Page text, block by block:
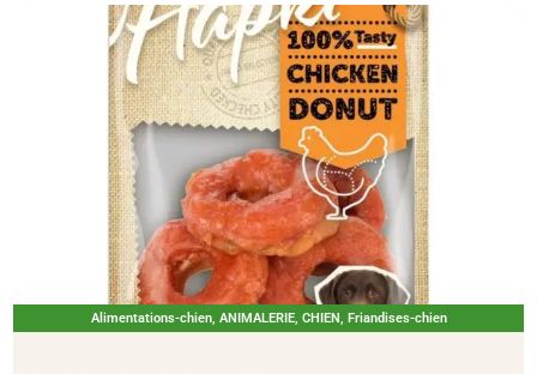
Alimentations-chien, ANIMALERIE, CHIEN, Friandises-chien